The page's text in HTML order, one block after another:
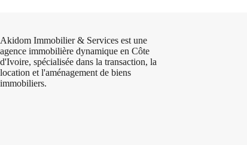
Akidom Immobilier & Services est une
agence immobilière dynamique en Côte
d'Ivoire, spécialisée dans la transaction, la
location et l'aménagement de biens
immobiliers.